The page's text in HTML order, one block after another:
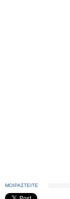
ΜΟΙΡΑΣΤΕΙΤΕ